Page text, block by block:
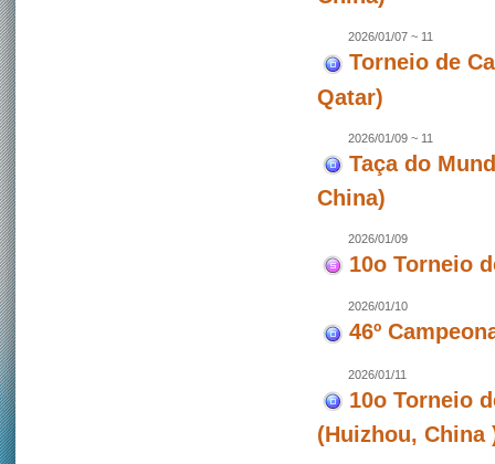
2026/01/07 ~ 11
Torneio de
Qatar)
2026/01/09 ~ 11
Taça do
China)
2026/01/09
10o Torneio
2026/01/10
46º
2026/01/11
10o Torneio
(Huizhou, China